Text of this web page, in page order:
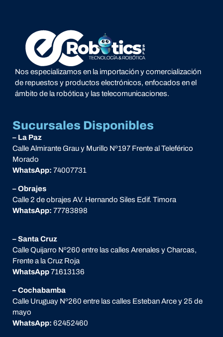
Nos especializamos en la importación y comercialización
de repuestos y productos electrónicos, enfocados en el
ámbito de la robótica y las telecomunicaciones.
Sucursales Disponibles
– La Paz
Calle Almirante Grau y Murillo Nº197 Frente al Teleférico
Morado
WhatsApp: 74007731
– Obrajes
Calle 2 de obrajes AV. Hernando Siles Edif. Timora
WhatsApp: 77783898
– Santa Cruz
Calle Quijarro Nº260 entre las calles Arenales y Charcas,
Frente a la Cruz Roja
WhatsApp71613136
– Cochabamba
Calle Uruguay Nº260 entre las calles Esteban Arce y 25 de
mayo
WhatsApp: 62452460